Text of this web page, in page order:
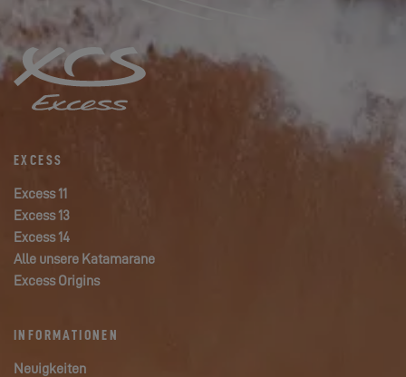
EXCESS
Excess 11
Excess 13
Excess 14
Alle unsere Katamarane
Excess Origins
INFORMATIONEN
Neuigkeiten